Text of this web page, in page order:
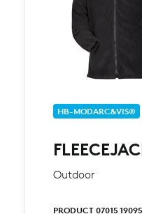
HB-MODARC&VIS®
Outdoor
PRODUCT 07015